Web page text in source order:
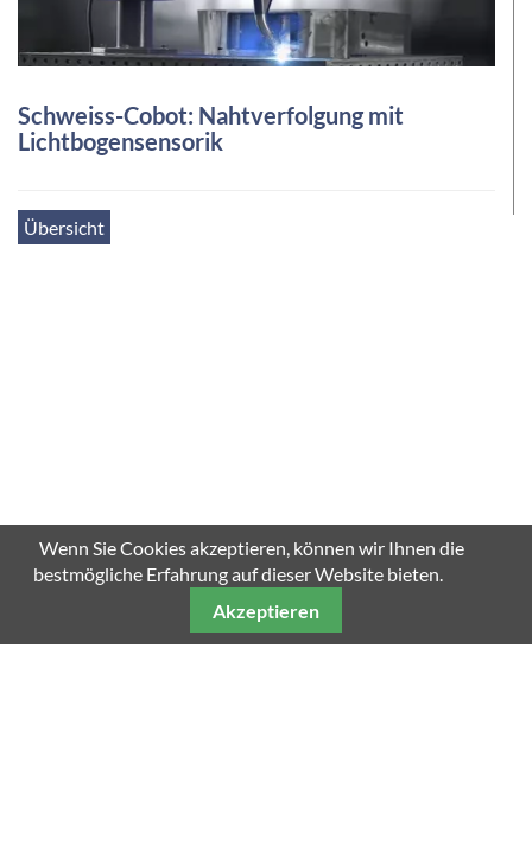
Schweiss-Cobot: Nahtverfolgung mit
Lichtbogensensorik
Übersicht
Wenn Sie Cookies akzeptieren, können wir Ihnen die
bestmögliche Erfahrung auf dieser Website bieten.
Akzeptieren